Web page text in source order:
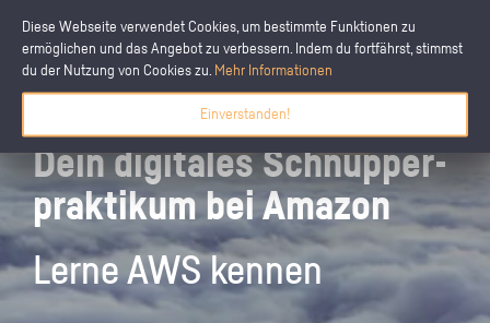
Diese Webseite verwendet Cookies, um bestimmte Funktionen zu
ermöglichen und das Angebot zu verbessern. Indem du fortfährst, stimmst
du der Nutzung von Cookies zu. Mehr Informationen
Einverstanden!
Dein digitales Schnupper­
praktikum bei Amazon
Lerne AWS kennen